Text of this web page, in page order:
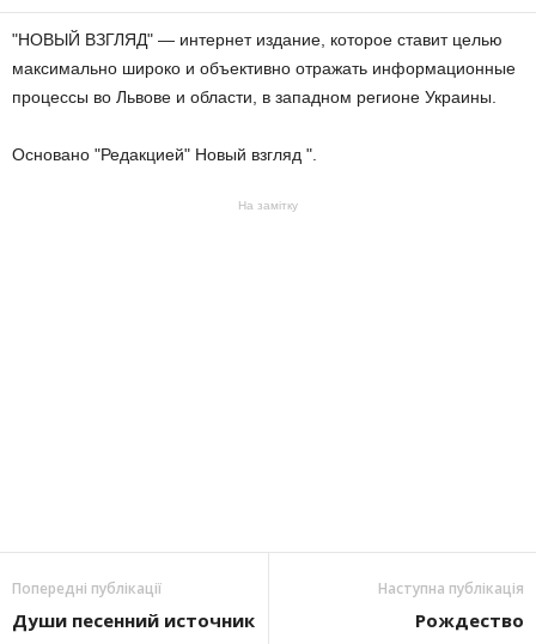
"НОВЫЙ ВЗГЛЯД" — интернет издание которое ставит целью
максимально широко и объективно отражать информационные
процессы во Львове и области в западном регионе Украины.
Основано "Редакцией" Новый взгляд ".
На замітку
Попередні публікації
Души песенний источник
Наступна публікація
Рождество